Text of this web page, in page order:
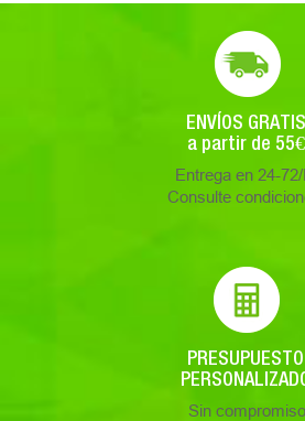
ENVÍOS GRATIS
a partir de 55€
Entrega en 24-72/
Consulte
PRESUPUESTO
Sin compromiso